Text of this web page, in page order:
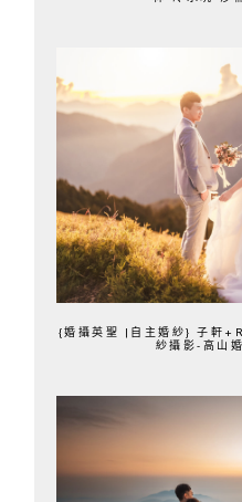
{婚攝英聖 |自主婚紗} 子軒
紗攝影-高山